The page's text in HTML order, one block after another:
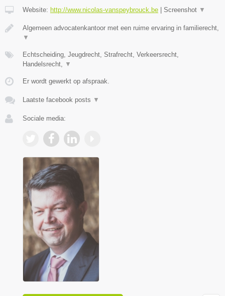
Website: http://www.nicolas-vanspeybrouck.be Screenshot ▼
Algemeen advocatenkantoor met een ruime ervaring in familierecht,
▼
Echtscheiding, Jeugdrecht, Strafrecht, Verkeersrecht,
Handelsrecht,
▼
Er wordt gewerkt op afspraak.
Laatste facebook posts ▼
Sociale media: